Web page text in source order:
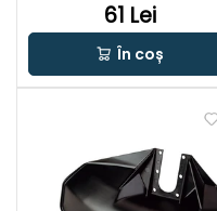
61 Lei
În coș